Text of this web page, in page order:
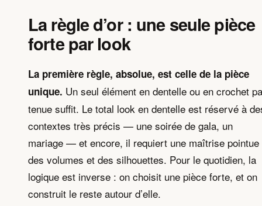
La règle d’or : une seule pièce
forte par look
La première règle, absolue, est celle de la pièce
unique. Un seul élément en dentelle ou en crochet
tenue suffit. Le total look en dentelle est réservé à
contextes très précis — une soirée de gala, un
mariage — et encore, il requiert une maîtrise pointue
des volumes et des silhouettes. Pour le quotidien, la
logique est inverse : on choisit une pièce forte, et on
construit le reste autour d’elle.